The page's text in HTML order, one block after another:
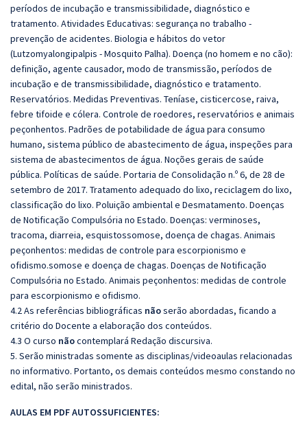
períodos de incubação e transmissibilidade, diagnóstico e
tratamento. Atividades Educativas: segurança no trabalho -
prevenção de acidentes. Biologia e hábitos do vetor
(Lutzomyalongipalpis - Mosquito Palha). Doença (no homem e no cão):
definição, agente causador, modo de transmissão, períodos de
incubação e de transmissibilidade, diagnóstico e tratamento.
Reservatórios. Medidas Preventivas. Teníase, cisticercose, raiva,
febre tifoide e cólera. Controle de roedores, reservatórios e animais
peçonhentos. Padrões de potabilidade de água para consumo
humano, sistema público de abastecimento de água, inspeções para
sistema de abastecimentos de água. Noções gerais de saúde
pública. Políticas de saúde. Portaria de Consolidação n.º 6, de 28 de
setembro de 2017. Tratamento adequado do lixo, reciclagem do lixo,
classificação do lixo. Poluição ambiental e Desmatamento. Doenças
de Notificação Compulsória no Estado. Doenças: verminoses,
tracoma, diarreia, esquistossomose, doença de chagas. Animais
peçonhentos: medidas de controle para escorpionismo e
ofidismo.somose e doença de chagas. Doenças de Notificação
Compulsória no Estado. Animais peçonhentos: medidas de controle
para escorpionismo e ofidismo.
4.2 As referências bibliográficas nãoserão abordadas, ficando a
critério do Docente a elaboração dos conteúdos.
4.3 O curso nãocontemplará Redação discursiva.
5. Serão ministradas somente as disciplinas/videoaulas relacionadas
no informativo. Portanto, os demais conteúdos mesmo constando no
edital, não serão ministrados.
AULAS EM PDF AUTOSSUFICIENTES: